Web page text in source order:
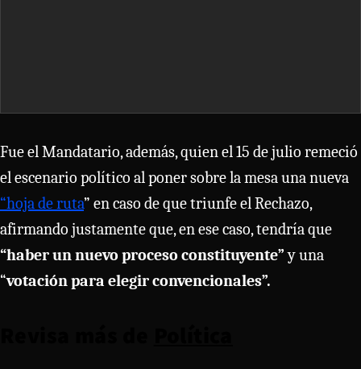
Fue el Mandatario, además, quien el 15 de julio remeció
el escenario político al poner sobre la mesa una nueva
“hoja de ruta” en caso de que triunfe el Rechazo,
afirmando justamente que, en ese caso, tendría que
“haber un nuevo proceso constituyente”y una
“votación para elegir convencionales”.